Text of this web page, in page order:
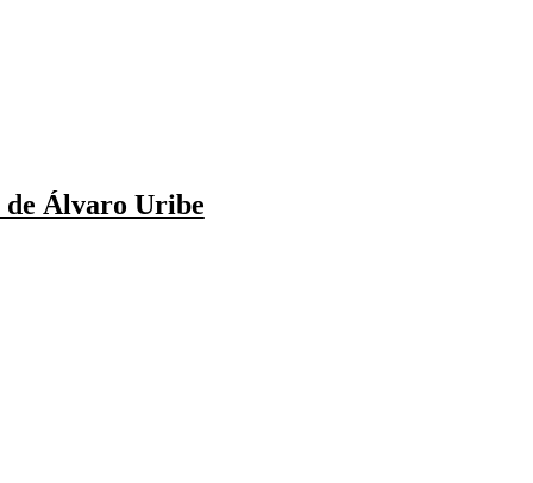
de Álvaro Uribe